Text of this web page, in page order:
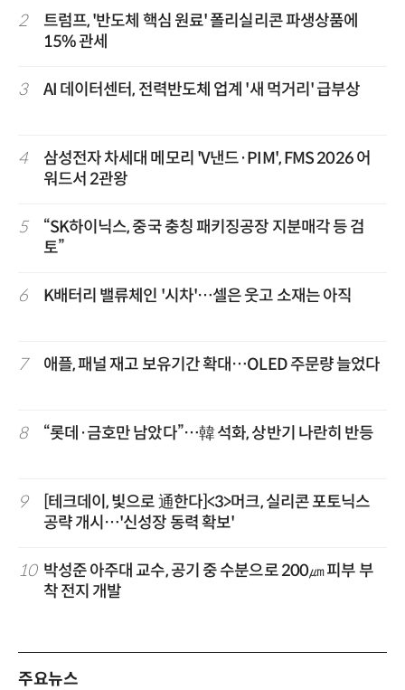
2
트럼프, '반도체 핵심 원료' 폴리실리콘 파생상품에
15% 관세
3 AI 데이터센터, 전력반도체 업계 '새 먹거리' 급부상
4
삼성전자 차세대 메모리 'V낸드·PIM', FMS 2026 어
워드서 2관왕
5
“SK하이닉스, 중국 충칭 패키징공장 지분매각 등 검
토”
6 K배터리 밸류체인 '시차'…셀은 웃고 소재는 아직
7 애플, 패널 재고 보유기간 확대…OLED 주문량 늘었다
8 “롯데·금호만 남았다”…韓 석화, 상반기 나란히 반등
9
[테크데이, 빛으로 通한다]<3>머크, 실리콘 포토닉스
공략 개시…'신성장 동력 확보'
10 박성준 아주대 교수, 공기 중 수분으로 200㎛ 피부 부
착 전지 개발
주요뉴스